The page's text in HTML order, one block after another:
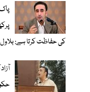
کی حفاظت کرتا ہے: بلاول